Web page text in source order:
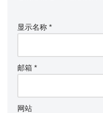
显示名称 *
邮箱 *
网站